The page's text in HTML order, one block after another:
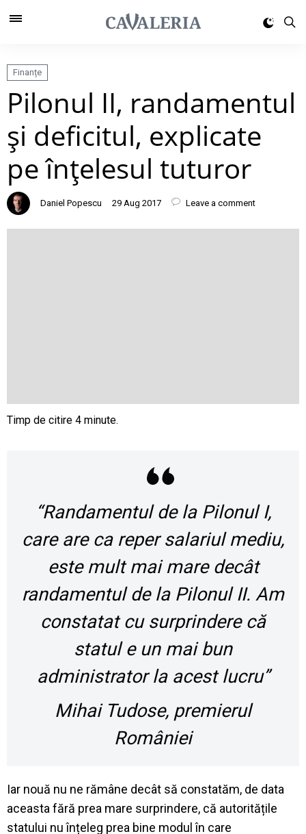
Finanțe
Pilonul II, randamentul
şi deficitul, explicate
pe înţelesul tuturor
Daniel Popescu 29 Aug 2017 Leave a comment
“Randamentul de la Pilonul I,
care are ca reper salariul mediu,
este mult mai mare decât
randamentul de la Pilonul II. Am
constatat cu surprindere că
statul e un mai bun
administrator la acest lucru”
Mihai Tudose, premierul
României
Iar nouă nu ne rămâne decât să constatăm, de data
aceasta fără prea mare surprindere, că autoritățile
statului nu înțeleg prea bine modul în care